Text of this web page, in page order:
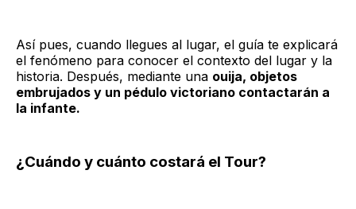
Así pues, cuando llegues al lugar, el guía te explicará
el fenómeno para conocer el contexto del lugar y la
historia. Después, mediante una ouija, objetos
embrujados y un pédulo victoriano contactarán a
la infante.
¿Cuándo y cuánto costará el Tour?